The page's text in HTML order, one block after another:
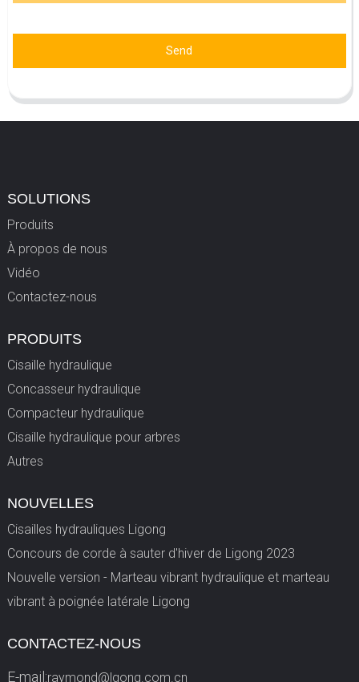
Send
SOLUTIONS
Produits
À propos de nous
Vidéo
Contactez-nous
PRODUITS
Cisaille hydraulique
Concasseur hydraulique
Compacteur hydraulique
Cisaille hydraulique pour arbres
Autres
NOUVELLES
Cisailles hydrauliques Ligong
Concours de corde à sauter d'hiver de Ligong 2023
Nouvelle version - Marteau vibrant hydraulique et marteau
vibrant à poignée latérale Ligong
CONTACTEZ-NOUS
E-mail:raymond@lgong.com.cn